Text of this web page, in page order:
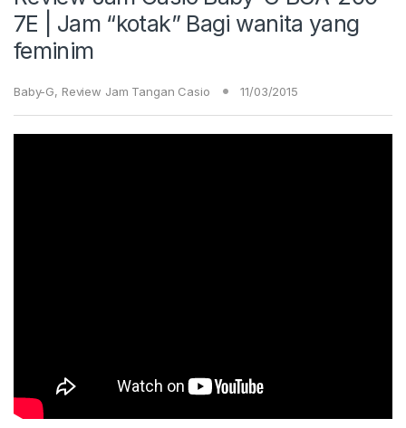
7E | Jam “kotak” Bagi wanita yang
feminim
Baby-G, Review Jam Tangan Casio 11/03/2015